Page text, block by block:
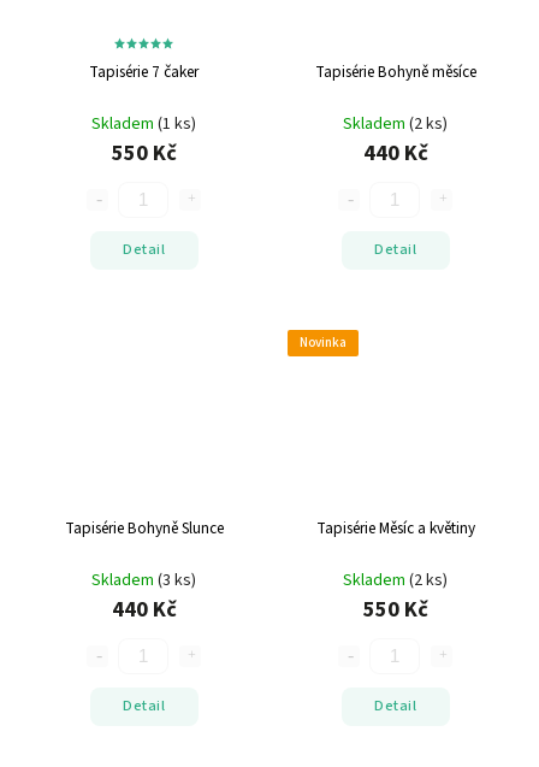
Tapisérie 7 čaker
Skladem (1 ks)
550 Kč
Detail
Tapisérie Bohyně měsíce
Skladem (2 ks)
440 Kč
Detail
Tapisérie Bohyně Slunce
Skladem (3 ks)
440 Kč
Detail
Novinka
Tapisérie Měsíc a květiny
Skladem (2 ks)
550 Kč
Detail